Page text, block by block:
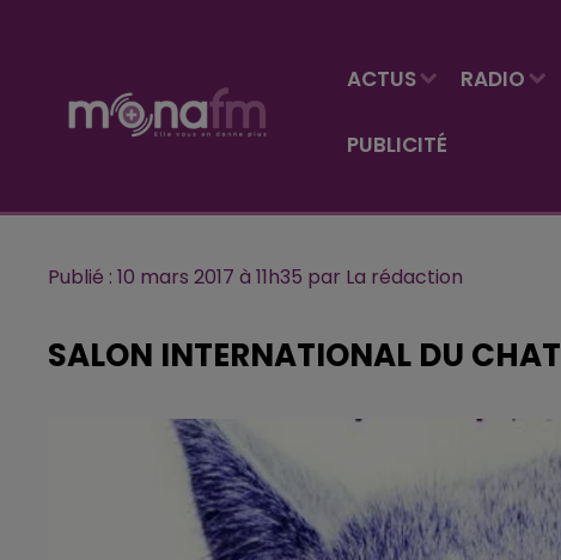
ACTUS RADIO
PUBLICITÉ
Publié : 10 mars 2017 à 11h35 par La rédaction
SALON INTERNATIONAL DU CHAT